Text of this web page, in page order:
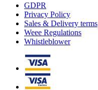
GDPR
Privacy Policy
Sales & Delivery terms
Weee Regulations
Whistleblower